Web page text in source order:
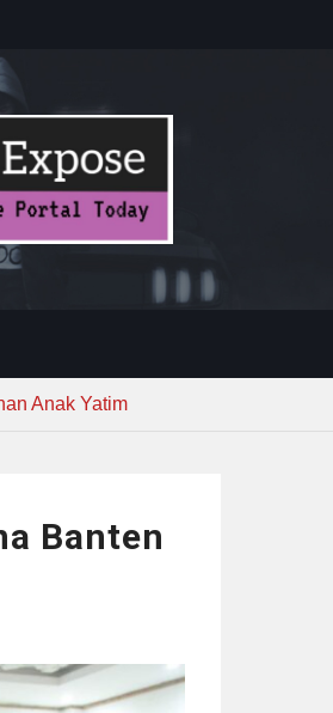
Anak Yatim
Banten